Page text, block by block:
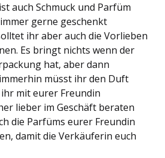
auch Schmuck und Parfüm
gerne geschenkt
ihr aber auch die Vorlieben
Es bringt nichts wenn der
hat, aber dann
müsst ihr den Duft
mit eurer Freundin
lieber im Geschäft beraten
die Parfüms eurer Freundin
damit die Verkäuferin euch